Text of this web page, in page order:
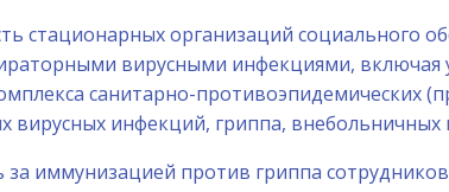
стационарных организаций социального
вирусными инфекциями,
санитарно-противоэпидемических
вирусных инфекций, гриппа,
за иммунизацией против гриппа